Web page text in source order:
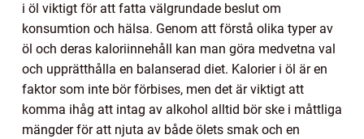
i öl viktigt för att fatta välgrundade beslut om
konsumtion och hälsa. Genom att förstå olika typer av
öl och deras kaloriinnehåll kan man göra medvetna val
och upprätthålla en balanserad diet. Kalorier i öl är en
faktor som inte bör förbises, men det är viktigt att
komma ihåg att intag av alkohol alltid bör ske i måttliga
mängder för att njuta av både ölets smak och en